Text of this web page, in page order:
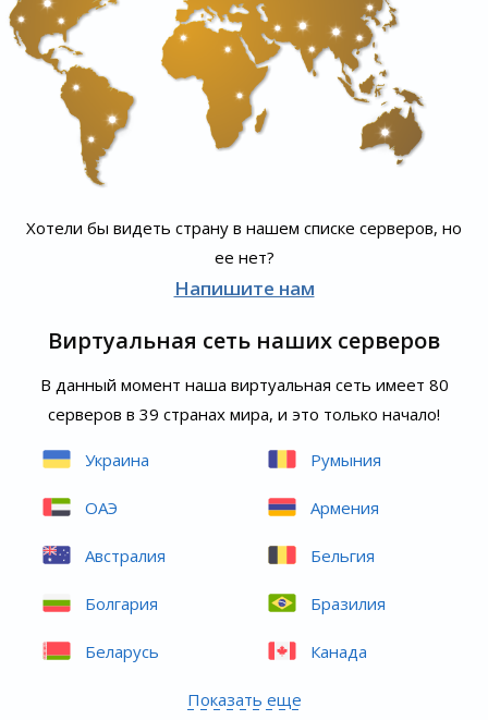
Хотели бы видеть страну в нашем списке серверов, но
ее нет?
Напишите нам
Виртуальная сеть наших серверов
В данный момент наша виртуальная сеть имеет 80
серверов в 39 странах мира, и это только начало!
Украина Румыния
ОАЭ Армения
Австралия Бельгия
Болгария Бразилия
Беларусь Канада
Показать еще